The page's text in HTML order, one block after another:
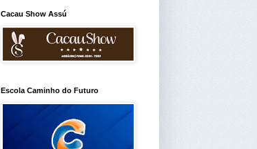
Cacau Show Assú
Escola Caminho do Futuro